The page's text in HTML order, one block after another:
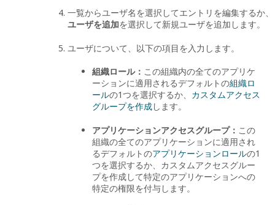
一覧からユーザ名を選択してエントリを編集するか、
ユーザを追加を選択して新規ユーザを追加します。
ユーザについて、以下の項目を入力します。
組織ロール： この組織内の全てのアプリケ
ーションに適用されるデフォルトの組織ロ
ールの1つを選択するか、 カスタムアクセス
グループを作成します。
アプリケーションアクセスグループ： この
組織の全てのアプリケーションに適用され
るデフォルトのアプリケーションロールの1
つを選択するか、カスタムアクセスグルー
プを作成して特定のアプリケーションへの
特定の権限を付与します。